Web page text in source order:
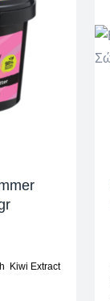
Kiwi Extract